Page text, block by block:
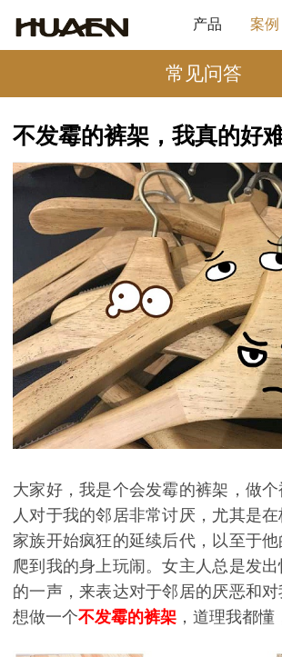
产品 案例
常见问答
不发霉的裤架，我真的好
大家好，我是个会发霉的裤架，做
人对于我的邻居非常讨厌，尤其是
家族开始疯狂的延续后代，以至于
爬到我的身上玩闹。女主人总是发
的一声，来表达对于邻居的厌恶和
想做一个不发霉的裤架 ，道理我都懂